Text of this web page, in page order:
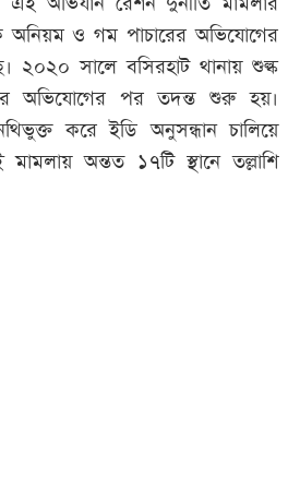
অনিয়ম ও গম পাচারের অভিযোগের
২০২০ সালে বসিরহাট থানায় শুল্ক
অভিযোগের পর তদন্ত শুরু হয়।
করে ইডি অনুসন্ধান চালিয়ে
অন্তত ১৭টি স্থানে তল্লাশি